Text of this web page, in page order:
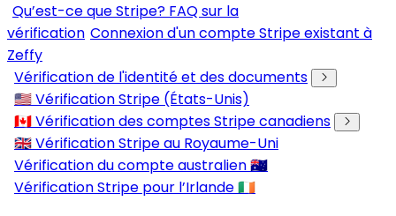
Qu’est-ce que Stripe? FAQ sur la
vérification Connexion d'un compte Stripe existant à
Zeffy
Vérification de l'identité et des documents
🇺🇸 Vérification Stripe (États-Unis)
🇨🇦 Vérification des comptes Stripe canadiens
🇬🇧 Vérification Stripe au Royaume-Uni
Vérification du compte australien 🇦🇺
Vérification Stripe pour l’Irlande 🇮🇪